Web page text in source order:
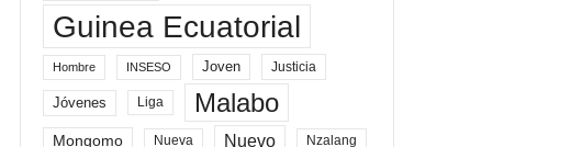
Guinea Ecuatorial
Hombre INSESO Joven Justicia
Jóvenes Liga Malabo
Mongomo Nueva Nuevo Nzalang